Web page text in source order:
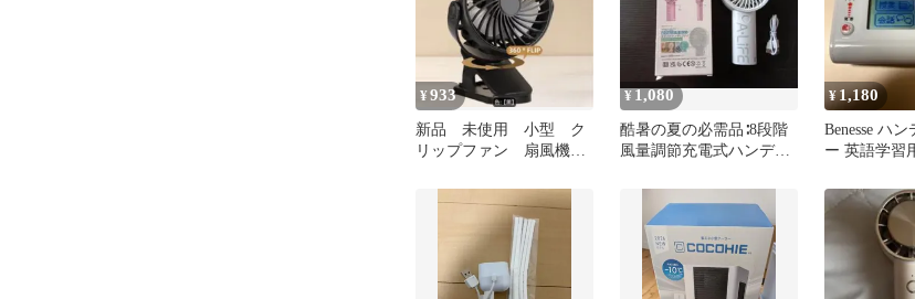
¥933
新品 未使用 小型 ク
リップファン 扇風機
ン 黒色
¥ 1,080
酷暑の夏の必需品∶8段階
風量調節充電式ハンデイ
¥1,180
Benesse ハ
ー 英語学習